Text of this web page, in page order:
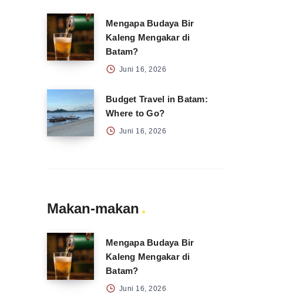
Mengapa Budaya Bir
Kaleng Mengakar di
Batam?
Juni 16, 2026
Budget Travel in Batam:
Where to Go?
Juni 16, 2026
Makan-makan
Mengapa Budaya Bir
Kaleng Mengakar di
Batam?
Juni 16, 2026